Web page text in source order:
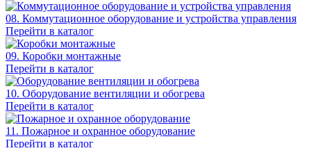
08. Коммутационное оборудование и устройства управления
Перейти в каталог
09. Коробки монтажные
Перейти в каталог
10. Оборудование вентиляции и обогрева
Перейти в каталог
11. Пожарное и охранное оборудование
Перейти в каталог